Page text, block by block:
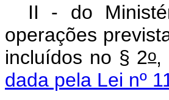
II - do
operações
incluídos no § 2o,
dada pela Lei nº